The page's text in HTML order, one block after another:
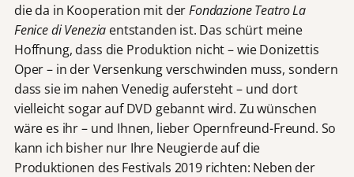
die da in Kooperation mit derFondazione Teatro La
Fenice di Venezia entstanden ist. Das schürt meine
Hoffnung, dass die Produktion nicht – wie Donizettis
Oper – in der Versenkung verschwinden muss, sondern
dass sie im nahen Venedig aufersteht – und dort
vielleicht sogar auf DVD gebannt wird. Zu wünschen
wäre es ihr – und Ihnen, lieber Opernfreund-Freund. So
kann ich bisher nur Ihre Neugierde auf die
Produktionen des Festivals 2019 richten: Neben der